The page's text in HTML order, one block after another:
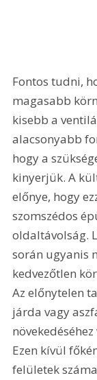
Fontos tudni,
magasabb
kisebb a
alacsonyabb
hogy a
kinyerjük. A
előnye, hogy
szomszédos
oldaltávolság.
során ugyanis
kedvezőtlen
Az előnytelen
járda vagy
Ezen kívül
felületek